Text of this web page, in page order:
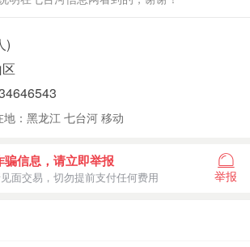
)
地：黑龙江 七台河 移动
信息，请立即举报
面交易，切勿提前支付任何费用 举报